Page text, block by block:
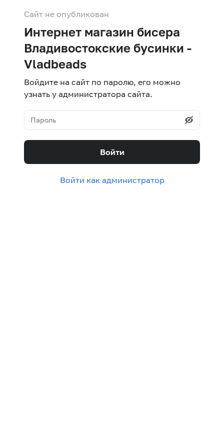
Сайт не опубликован
Интернет магазин бисера
Владивостокские бусинки -
Vladbeads
Войдите на сайт по паролю, его можно
узнать у администратора сайта.
Войти
Войти как администратор